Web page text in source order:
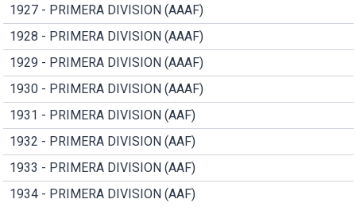
1927 - PRIMERA DIVISION (AAAF)
1928 - PRIMERA DIVISION (AAAF)
1929 - PRIMERA DIVISION (AAAF)
1930 - PRIMERA DIVISION (AAAF)
1931 - PRIMERA DIVISION (AAF)
1932 - PRIMERA DIVISION (AAF)
1933 - PRIMERA DIVISION (AAF)
1934 - PRIMERA DIVISION (AAF)